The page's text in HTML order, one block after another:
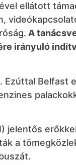
ellátott
A
irányuló
Belfast
jelentős
a